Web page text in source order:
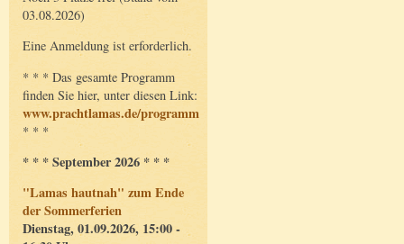
03.08.2026)
Eine Anmeldung ist erforderlich.
* * * Das gesamte Programm
finden Sie hier, unter diesen Link:
www.prachtlamas.de/programm
* * *
* * * September 2026 * * *
"Lamas hautnah" zum Ende
der Sommerferien
Dienstag, 01.09.2026, 15:00 -